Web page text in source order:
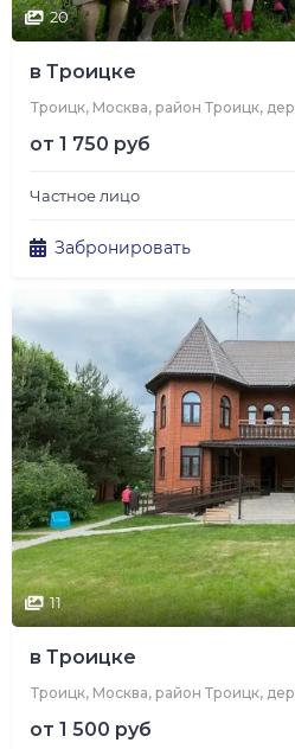
20
в Троицке
Троицк, Москва, район Троицк,
от 1 750 руб
Частное лицо
Забронировать
11
в Троицке
Троицк, Москва, район Троицк,
от 1 500 руб